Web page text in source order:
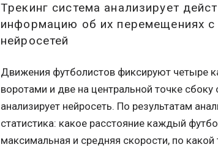
Трекинг система анализирует
информацию об их перемещениях
нейросетей
Движения футболистов фиксируют четыре
воротами и две на центральной точке
анализирует нейросеть. По результатам
статистика: какое расстояние каждый
максимальная и средняя скорости, по